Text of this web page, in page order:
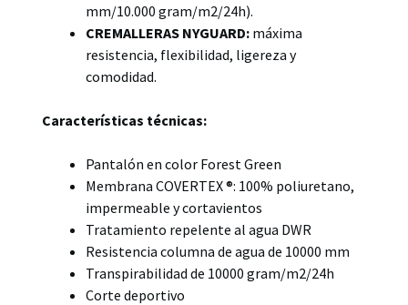
mm/10.000 gram/m2/24h).
CREMALLERAS NYGUARD: máxima
resistencia, flexibilidad, ligereza y
comodidad.
Características técnicas:
Pantalón en color Forest Green
Membrana COVERTEX ®: 100% poliuretano,
impermeable y cortavientos
Tratamiento repelente al agua DWR
Resistencia columna de agua de 10000 mm
Transpirabilidad de 10000 gram/m2/24h
Corte deportivo